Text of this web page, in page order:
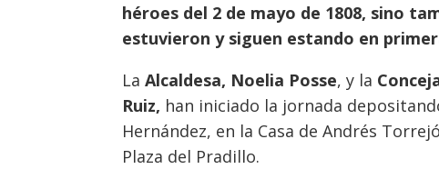
héroes del 2 de mayo de 1808, sino
estuvieron y siguen estando en
La Alcaldesa, Noelia Posse, y la
Ruiz, han iniciado la jornada
Hernández, en la Casa de Andrés
Plaza del Pradillo.